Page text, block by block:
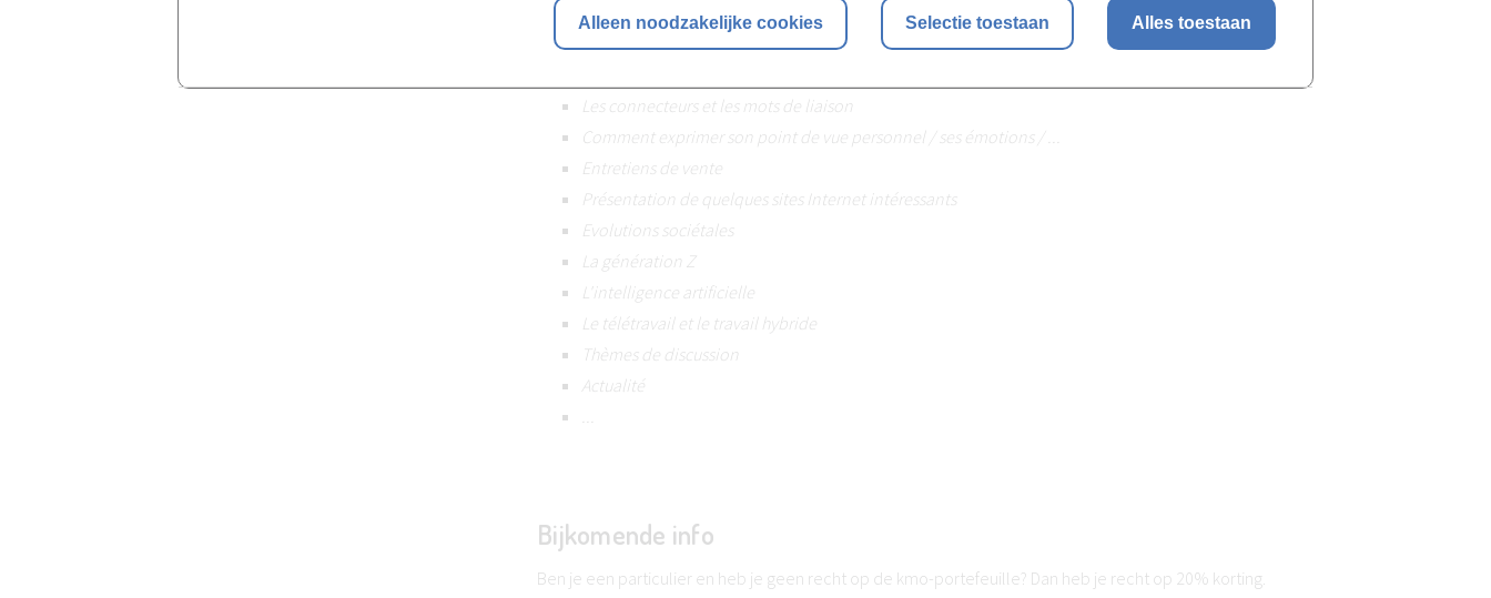
Alleen noodzakelijke cookies Selectie toestaan Alles toestaan
Entretiens téléphoniques: exercices + jeux de rôles
La communication par e-mail
Les connecteurs et les mots de liaison
Comment exprimer son point de vue personnel / ses émotions / ...
Entretiens de vente
Présentation de quelques sites Internet intéressants
Evolutions sociétales
La génération Z
L'intelligence artificielle
Le télétravail et le travail hybride
Thèmes de discussion
Actualité
...
Bijkomende info
Ben je een particulier en heb je geen recht op de kmo-portefeuille? Dan heb je recht op 20% korting.